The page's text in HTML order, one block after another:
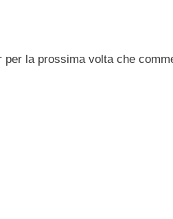
la prossima volta che